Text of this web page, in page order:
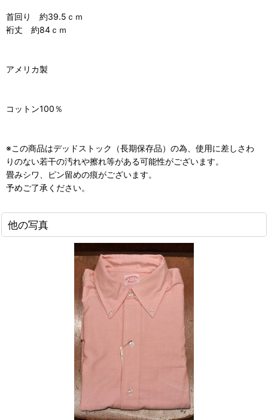
首回り 約39.5ｃｍ
裄丈 約84ｃｍ
アメリカ製
コットン100％
※この商品はデッドストック（長期保存品）の為、使用に差しさわ
りのない若干の汚れや擦れ等がある可能性がございます。
畳みシワ、ピン留めの痕がございます。
予めご了承ください。
他の写真